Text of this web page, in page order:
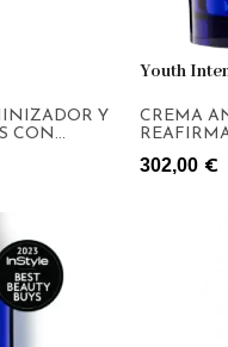
Y
CON
Youth
CREMA
302,00 €